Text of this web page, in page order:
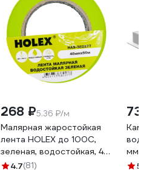
268 ₽5.36 ₽/м
Малярная жаростойкая
лента HOLEX до 100С,
зеленая, водостойкая, 48
мм, 50 м HAS-382277
4.7(81)
732
мм;
5